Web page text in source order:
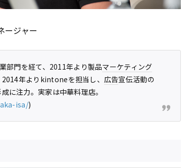
ジャー
部門を経て、2011年より製品マーケティング
年よりkintoneを担当し、 広告宣伝活動の
に注力。実家は中華料理店。
isa/)